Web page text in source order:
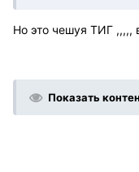
Но это чешуя ТИГ ,,,,,
Показать